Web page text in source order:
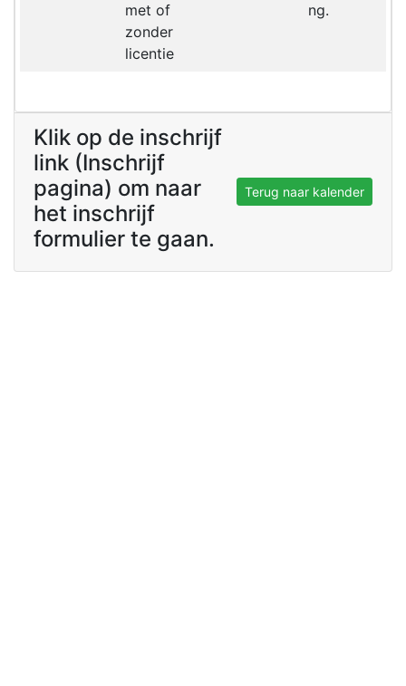
met of
zonder
licentie
ng.
Klik op de inschrijf
link (Inschrijf
pagina) om naar
het inschrijf
formulier te gaan.
Terug naar kalender